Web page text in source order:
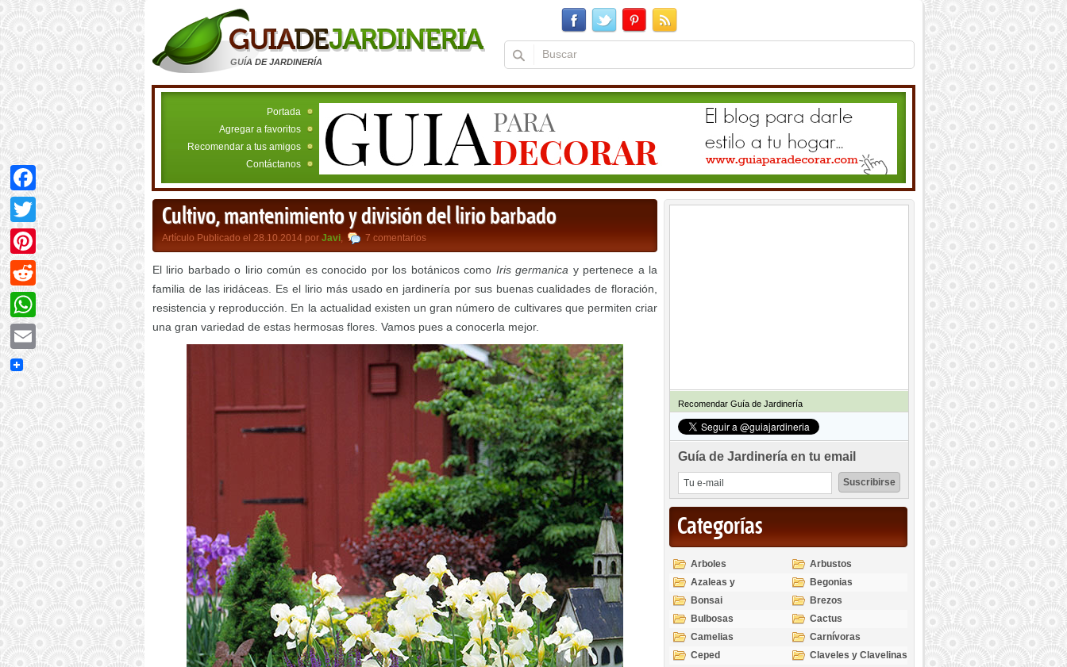
GUÍA DE JARDINERÍA
Portada
Agregar a favoritos
Recomendar a tus amigos
Contáctanos
Cultivo, mantenimiento y división del lirio barbado
Artículo Publicado el 28.10.2014 por Javi, 7 comentarios
El lirio barbado o lirio común es conocido por los botánicos como Iris germanica y pertenece a la
familia de las iridáceas. Es el lirio más usado en jardinería por sus buenas cualidades de floración,
resistencia y reproducción. En la actualidad existen un gran número de cultivares que permiten criar
una gran variedad de estas hermosas flores. Vamos pues a conocerla mejor.
Recomendar Guía de Jardinería
Guía de Jardinería en tu email
Categorías
Arboles
Arbustos
Azaleas y
Rododendros
Begonias
Bonsai
Brezos
Bulbosas
Cactus
Camelias
Carnívoras
Ceped
Claveles y Clavelinas
Facebook
Twitter
Pinterest
Reddit
WhatsApp
Email